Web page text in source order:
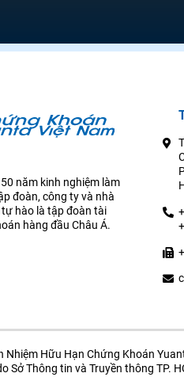
năm kinh nghiệm làm
đoàn, công ty và nhà
hào là tập đoàn tài
hàng đầu Châu Á.
Nhiệm Hữu Hạn Chứng Khoán
Sở Thông tin và Truyền thông TP.